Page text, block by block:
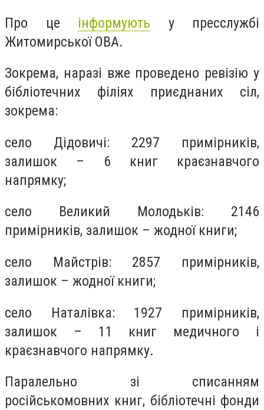
Про це інформують у пресслужбі
Житомирської ОВА.
Зокрема, наразі вже проведено ревізію у
бібліотечних філіях приєднаних сіл,
зокрема:
село Дідовичі: 2297 примірників,
залишок – 6 книг краєзнавчого
напрямку;
село Великий Молодьків: 2146
примірників, залишок – жодної книги;
село Майстрів: 2857 примірників,
залишок – жодної книги;
село Наталівка: 1927 примірників,
залишок – 11 книг медичного і
краєзнавчого напрямку.
Паралельно зі списанням
російськомовних книг, бібліотечні фонди